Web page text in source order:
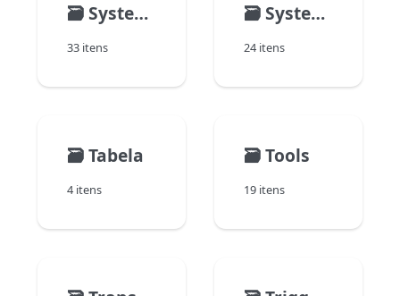
🗃️ System Documents
33 itens
🗃️System Environment
24 itens
🗃️ Tabela
4 itens
🗃️Tools
19 itens